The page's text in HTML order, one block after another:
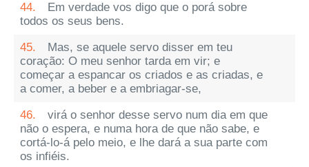
44.
Em verdade vos digo que o porá sobre
todos os seus bens.
45.
Mas, se aquele servo disser em teu
coração: O meu senhor tarda em vir; e
começar a espancar os criados e as criadas, e
a comer, a beber e a embriagar-se,
46.
virá o senhor desse servo num dia em que
não o espera, e numa hora de que não sabe, e
cortá-lo-á pelo meio, e lhe dará a sua parte com
os infiéis.